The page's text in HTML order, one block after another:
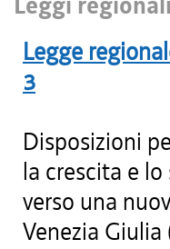
Legge
3
Disposizioni
la crescita e
verso una
Venezia Giulia